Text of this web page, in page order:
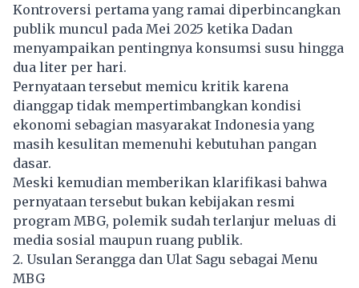
Kontroversi pertama yang ramai diperbincangkan
publik muncul pada Mei 2025 ketika Dadan
menyampaikan pentingnya konsumsi susu hingga
dua liter per hari.
Pernyataan tersebut memicu kritik karena
dianggap tidak mempertimbangkan kondisi
ekonomi sebagian masyarakat Indonesia yang
masih kesulitan memenuhi kebutuhan pangan
dasar.
Meski kemudian memberikan klarifikasi bahwa
pernyataan tersebut bukan kebijakan resmi
program MBG, polemik sudah terlanjur meluas di
media sosial maupun ruang publik.
2. Usulan Serangga dan Ulat Sagu sebagai Menu
MBG